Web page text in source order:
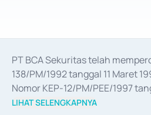
PT BCA Sekuritas telah
138/PM/1992 tanggal 11 Maret
Nomor KEP-12/PM/PEE/1997
merger, akuisisi, divestasi, dan
LIHAT SELENGKAPNYA